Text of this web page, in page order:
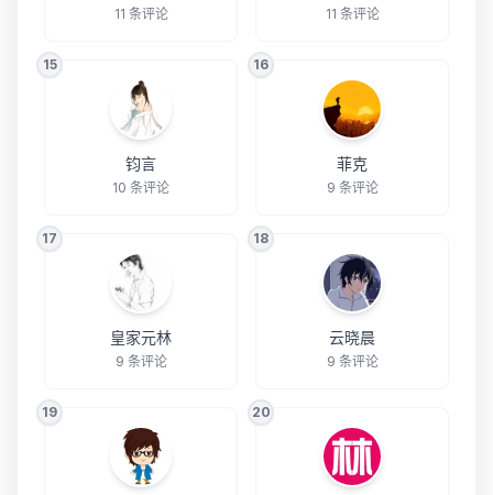
11 条评论 11 条评论
15
钧言
10 条评论
16
菲克
9 条评论
17
皇家元林
9 条评论
18
云晓晨
9 条评论
19 20